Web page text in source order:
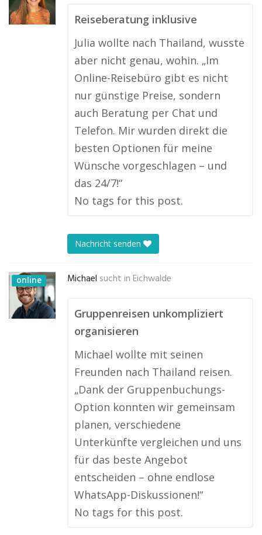
Reiseberatung inklusive
Julia wollte nach Thailand, wusste
aber nicht genau, wohin. „Im
Online-Reisebüro gibt es nicht
nur günstige Preise, sondern
auch Beratung per Chat und
Telefon. Mir wurden direkt die
besten Optionen für meine
Wünsche vorgeschlagen – und
das 24/7!“
No tags for this post.
Nachricht senden
online Michael sucht in Eichwalde
Gruppenreisen unkompliziert
organisieren
Michael wollte mit seinen
Freunden nach Thailand reisen.
„Dank der Gruppenbuchungs-
Option konnten wir gemeinsam
planen, verschiedene
Unterkünfte vergleichen und uns
für das beste Angebot
entscheiden – ohne endlose
WhatsApp-Diskussionen!“
No tags for this post.